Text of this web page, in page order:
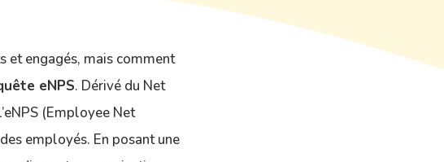
et engagés, mais comment
eNPS. Dérivé du Net
(Employee Net
employés. En posant une